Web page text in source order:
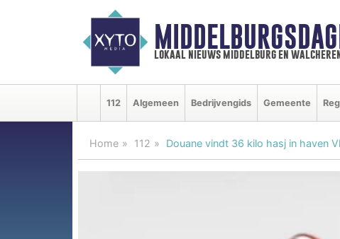
lokaal nieuws middelburg en
112 Algemeen Bedrijvengids Gemeente
Home 112 Douane vindt 36 kilo hasj in haven